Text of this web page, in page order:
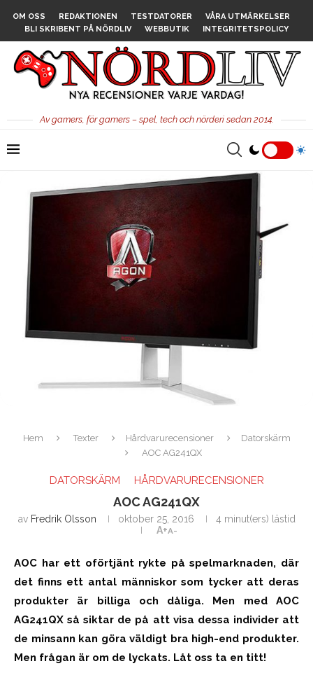
OM OSS REDAKTIONEN TESTDATORER
VÅRA UTMÄRKELSER
BLI SKRIBENT PÅ NÖRDLIV
WEBBUTIK INTEGRITETSPOLICY
Av gamers, för gamers – spel, tech och nörderi sedan 2014.
Hem Texter Hårdvarurecensioner
Datorskärm
AOC AG241QX
DATORSKÄRM HÅRDVARURECENSIONER
AOC AG241QX
av Fredrik Olsson oktober 25, 2016
4 minut(ers) lästid
A+A-
AOC har ett oförtjänt rykte på spelmarknaden, där
det finns ett antal människor som tycker att deras
produkter är billiga och dåliga. Men med AOC
AG241QX så siktar de på att visa dessa individer att
de minsann kan göra väldigt bra high-end produkter.
Men frågan är om de lyckats. Låt oss ta en titt!